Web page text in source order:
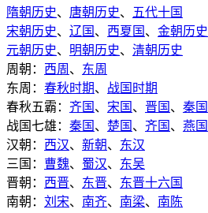
隋朝历史、 唐朝历史、
五代十国
宋朝历史、 辽国 、 西夏国 、 金朝历史
元朝历史、 明朝历史、 清朝历史
周朝： 西周 、 东周
东周： 春秋时期、 战国时期
春秋五霸： 齐国 、 宋国 、 晋国 、 秦国
战国七雄： 秦国 、 楚国 、 齐国 、 燕国
汉朝： 西汉、 新朝、 东汉
三国： 曹魏、 蜀汉、 东吴
晋朝： 西晋、 东晋、 东晋十六国
南朝： 刘宋、 南齐、 南梁、 南陈